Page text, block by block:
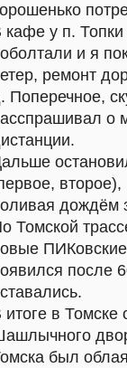
кафе у п.
и я
ремонт
Поперечное,
о
второе),
дождём
Томской
после
итоге в Томске
был